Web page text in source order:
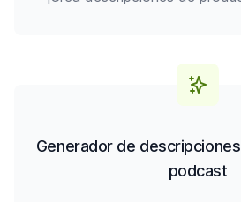
Generador de
podcast